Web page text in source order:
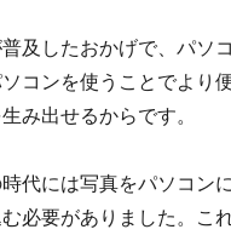
及したおかげで、パソ
コンを使うことでより
み出せるからです。
代には写真をパソコン
必要がありました。こ